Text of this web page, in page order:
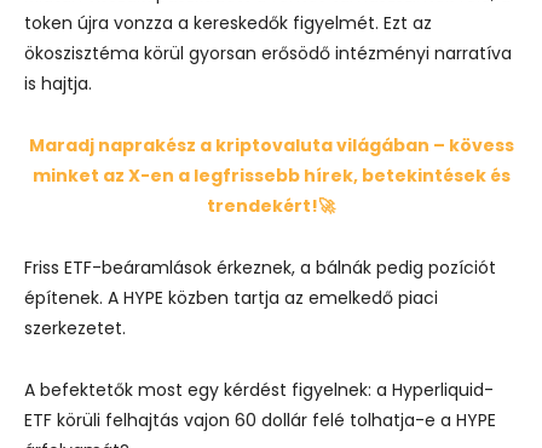
token újra vonzza a kereskedők figyelmét. Ezt az
ökoszisztéma körül gyorsan erősödő intézményi narratíva
is hajtja.
Maradj naprakész a kriptovaluta világában – kövess
minket az X-en a legfrissebb hírek, betekintések és
trendekért!🚀
Friss ETF-beáramlások érkeznek, a bálnák pedig pozíciót
építenek. A HYPE közben tartja az emelkedő piaci
szerkezetet.
A befektetők most egy kérdést figyelnek: a Hyperliquid-
ETF körüli felhajtás vajon 60 dollár felé tolhatja-e a HYPE